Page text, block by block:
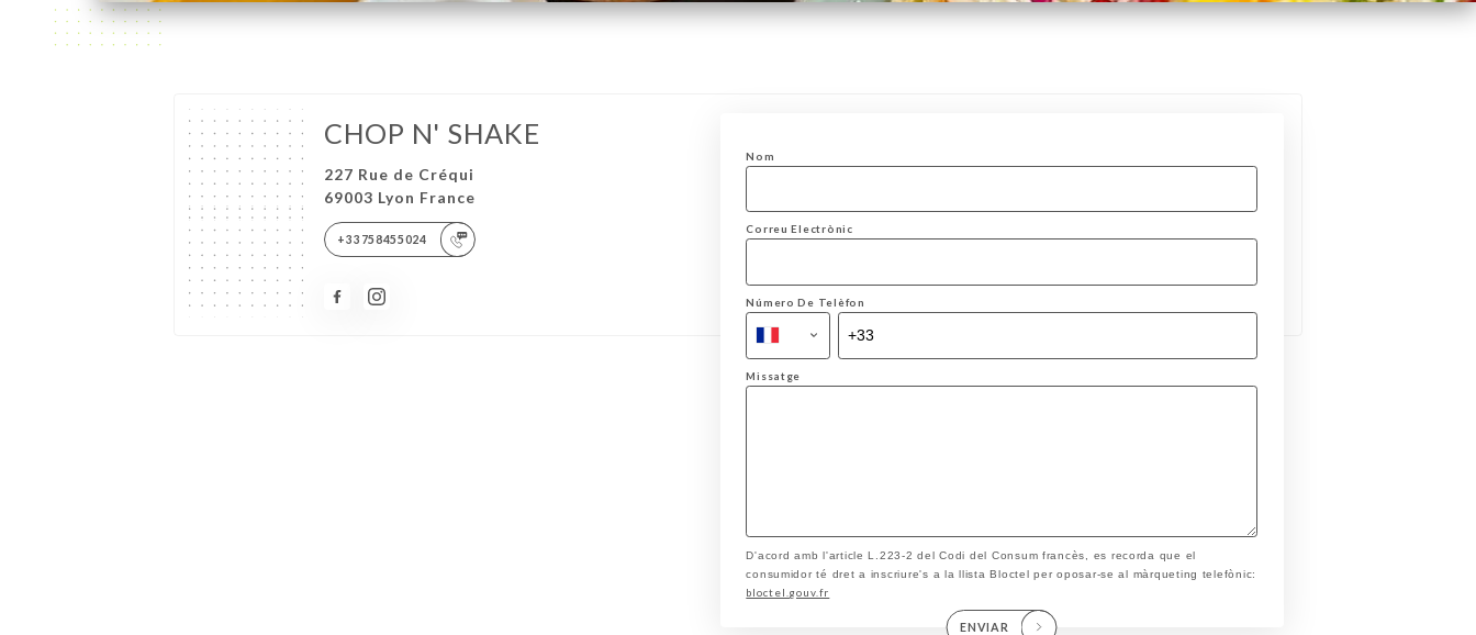
CHOP N' SHAKE
227 Rue de Créqui
69003 Lyon France
+33758455024
Nom
Correu Electrònic
Número De Telèfon
Missatge
D'acord amb l'article L.223-2 del Codi del Consum francès, es recorda que el
consumidor té dret a inscriure's a la llista Bloctel per oposar-se al màrqueting telefònic:
bloctel.gouv.fr
ENVIAR